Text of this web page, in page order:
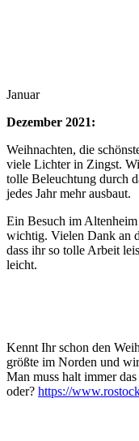
Januar
Dezember 2021:
Weihnachten, die
viele Lichter in Zingst.
tolle Beleuchtung durch
jedes Jahr mehr ausbaut.
Ein Besuch im
wichtig. Vielen Dank an
dass ihr so tolle Arbeit
leicht.
Kennt Ihr schon den
größte im Norden und
Man muss halt immer
oder? https://